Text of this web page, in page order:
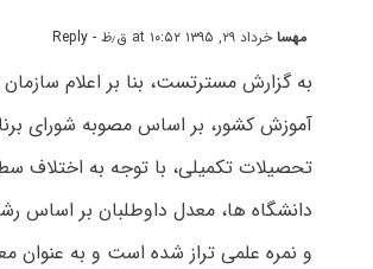
مهساخرداد ۲۹, ۱۳۹۵ at ۱۰:۵۲ ق٫ظ - Reply
به گزارش مسترتست، بنا بر اعلام
آموزش کشور، بر اساس مصوبه شورای
تحصیلات تکمیلی، با توجه به اختلاف
دانشگاه ها، معدل داوطلبان بر اساس
و نمره علمی تراز شده است و به عنوان